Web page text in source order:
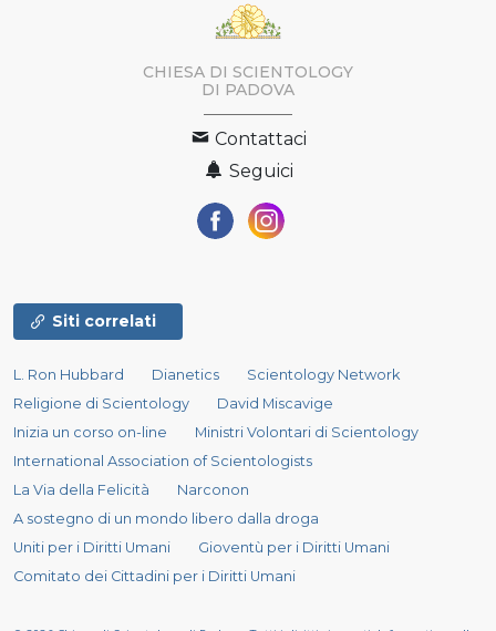
CHIESA DI SCIENTOLOGY
DI PADOVA
Contattaci
Seguici
Siti correlati
L. Ron Hubbard Dianetics
Scientology Network
Religione di Scientology
David Miscavige
Inizia un corso on-line
Ministri Volontari di Scientology
International Association of Scientologists
La Via della Felicità
Narconon
A sostegno di un mondo libero dalla droga
Uniti per i Diritti Umani
Gioventù per i Diritti Umani
Comitato dei Cittadini per i Diritti Umani